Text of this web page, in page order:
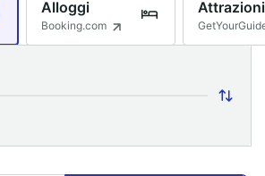
Alloggi
Booking.com
Attrazioni